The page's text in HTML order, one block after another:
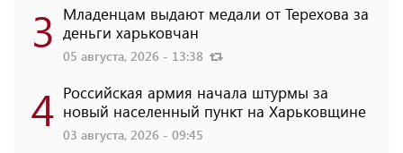
3 Младенцам выдают медали от Терехова за
деньги харьковчан
05 августа, 2026 - 13:38
4 Российская армия начала штурмы за
новый населенный пункт на Харьковщине
03 августа, 2026 - 09:45